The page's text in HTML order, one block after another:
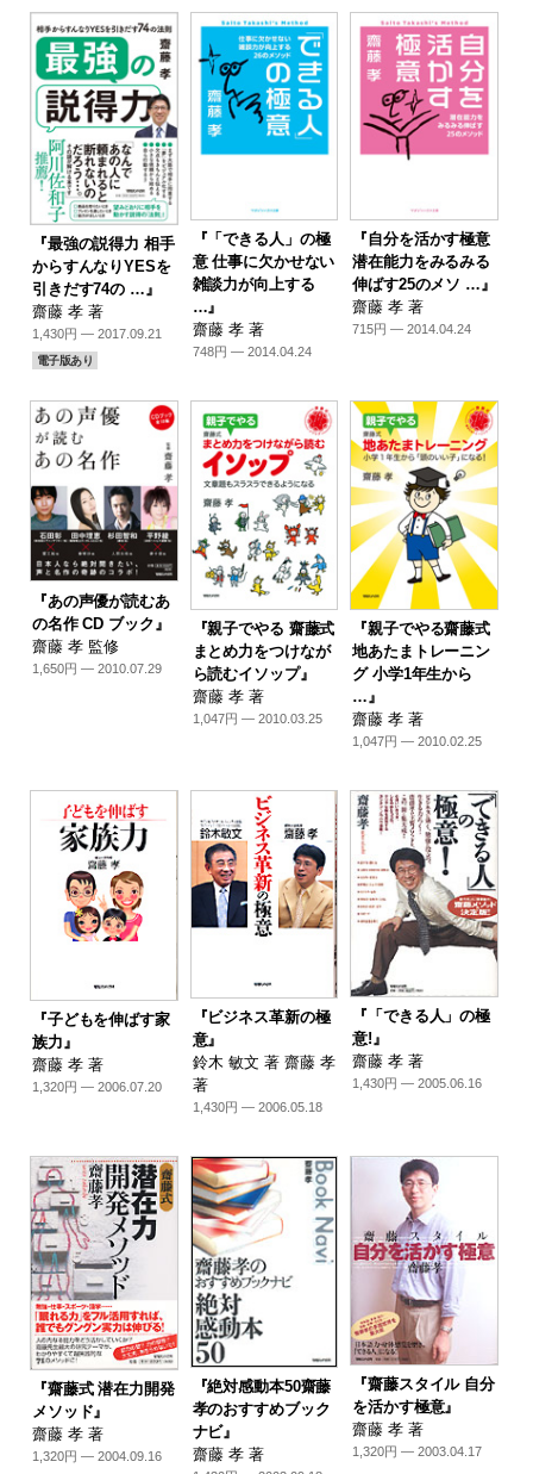
『最強の説得力 相手
からすんなりYESを
引きだす74の …』
齋藤 孝 著
1,430円 — 2017.09.21
電子版あり
『「できる人」の極
意 仕事に欠かせない
雑談力が向上する
…』
齋藤 孝 著
748円 — 2014.04.24
『自分を活かす極意
潜在能力をみるみる
伸ばす25のメソ …』
齋藤 孝 著
715円 — 2014.04.24
『あの声優が読むあ
の名作 CD ブック』
齋藤 孝 監修
1,650円 — 2010.07.29
『親子でやる 齋藤式
まとめ力をつけなが
ら読むイソップ』
齋藤 孝 著
1,047円 — 2010.03.25
『親子でやる齋藤式
地あたまトレーニン
グ 小学1年生から
…』
齋藤 孝 著
1,047円 — 2010.02.25
『子どもを伸ばす家
族力』
齋藤 孝 著
1,320円 — 2006.07.20
『ビジネス革新の極
意』
鈴木 敏文 著 齋藤 孝
著
1,430円 — 2006.05.18
『「できる人」の極
意!』
齋藤 孝 著
1,430円 — 2005.06.16
『齋藤式 潜在力開発
メソッド』
齋藤 孝 著
1,320円 — 2004.09.16
『絶対感動本50齋藤
孝のおすすめブック
ナビ』
齋藤 孝 著
『齋藤スタイル 自分
を活かす極意』
齋藤 孝 著
1,320円 — 2003.04.17